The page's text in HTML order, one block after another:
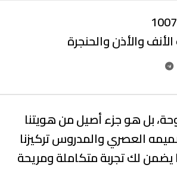
والأذن والحنجرة
بل هو جزء أصيل من هويتنا
العصري والمدروس تركيزنا
يضمن لك تجربة متكاملة ومريحة